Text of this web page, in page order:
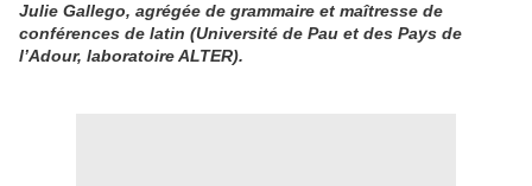
Julie Gallego, agrégée de grammaire et maîtresse de
conférences de latin (Université de Pau et des Pays de
l’Adour, laboratoire ALTER).